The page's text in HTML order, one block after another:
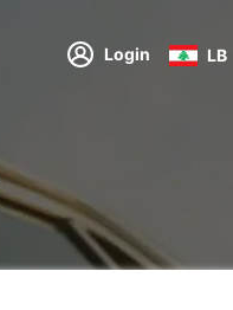
Login LB